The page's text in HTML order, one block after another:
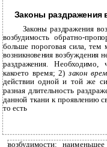
Законы раздражения
Законы раздражения
возбудимость обратно-
больше пороговая сила, тем
возникновения возбуждения
раздражения. Необходимо,
какоето время; 2)закон
действии одной и той же
разная длительность
данной ткани к проявлению
то есть
возбудимости: